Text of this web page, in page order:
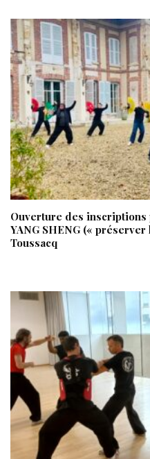
Ouverture des
YANG SHENG («
Toussacq